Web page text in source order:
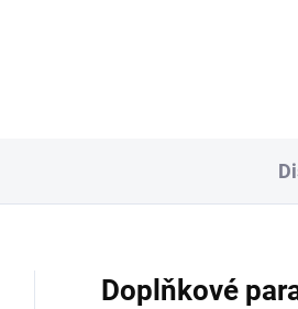
Doplňkové